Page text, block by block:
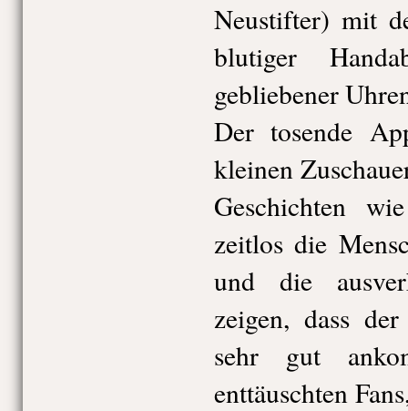
Neustifter) mit
blutiger
gebliebener
Der tosende
kleinen
Geschichten
zeitlos die
und die
zeigen, dass
sehr gut
enttäuschten